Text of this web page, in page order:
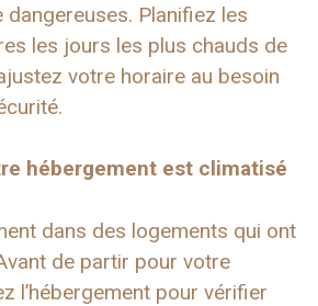
dangereuses. Planifiez les
les jours les plus chauds de
votre horaire au besoin
hébergement est climatisé
dans des logements qui ont
de partir pour votre
l’hébergement pour vérifier